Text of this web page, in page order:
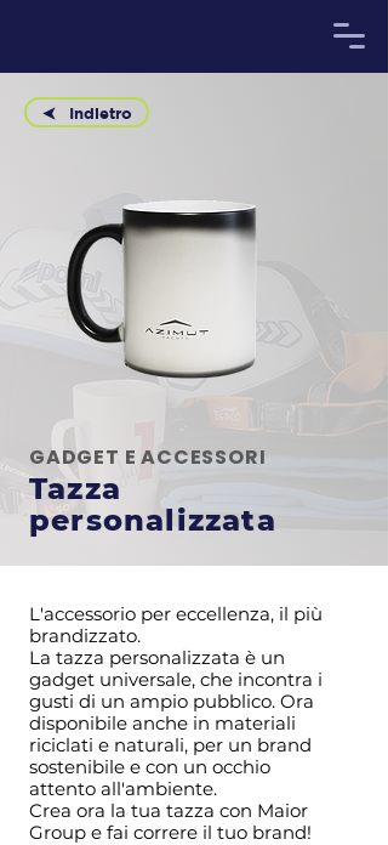
Indietro
GADGET E ACCESSORI
Tazza
personalizzata
L'accessorio per eccellenza, il più
brandizzato.
La tazza personalizzata è un
gadget universale, che incontra i
gusti di un ampio pubblico. Ora
disponibile anche in materiali
riciclati e naturali, per un brand
sostenibile e con un occhio
attento all'ambiente.
Crea ora la tua tazza con Maior
Group e fai correre il tuo brand!